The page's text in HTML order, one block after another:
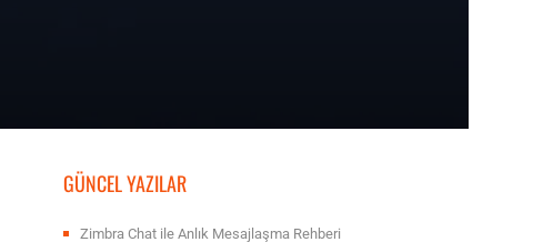
GÜNCEL YAZILAR
Zimbra Chat ile Anlık Mesajlaşma Rehberi